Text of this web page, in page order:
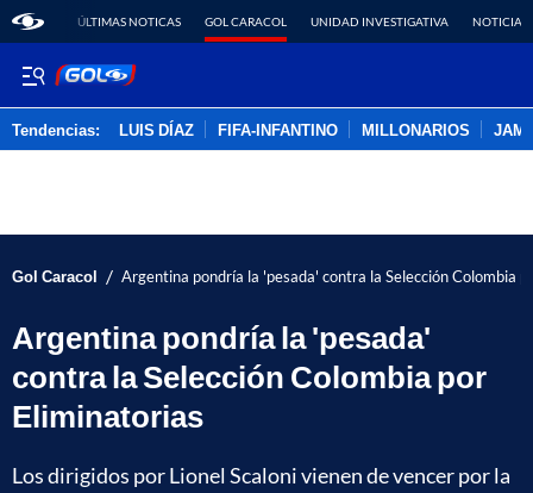
ÚLTIMAS NOTICAS GOL CARACOL UNIDAD INVESTIGATIVA NOTICIAS
Tendencias: LUIS DÍAZ FIFA-INFANTINO MILLONARIOS
Gol Caracol / Argentina pondría la 'pesada' contra la Selección Colombia
Argentina pondría la 'pesada'
contra la Selección Colombia por
Eliminatorias
Los dirigidos por Lionel Scaloni vienen de vencer por la